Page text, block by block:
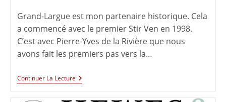
Grand-Largue est mon partenaire historique. Cela
a commencé avec le premier Stir Ven en 1998.
C’est avec Pierre-Yves de la Rivière que nous
avons fait les premiers pas vers la…
Continuer La Lecture